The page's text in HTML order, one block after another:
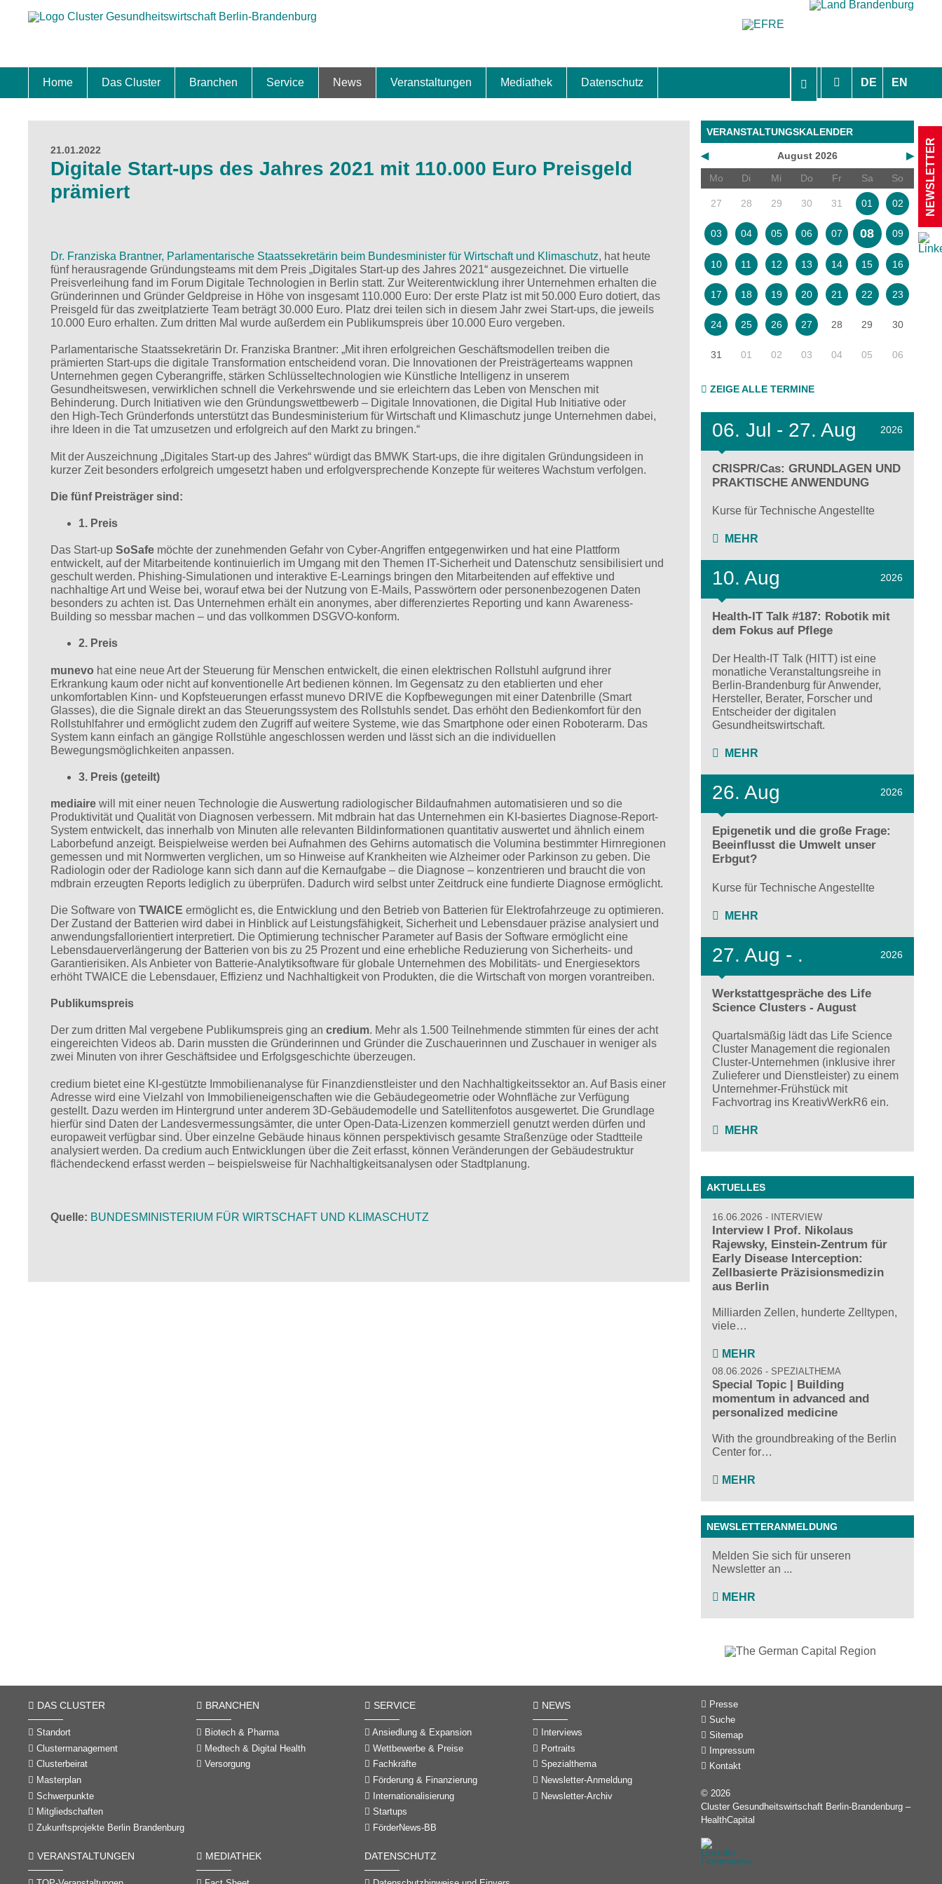
DE EN
Home Das Cluster Branchen Service News Veranstaltungen Mediathek Datenschutz
21.01.2022
Digitale Start-ups des Jahres 2021 mit 110.000 Euro Preisgeld
prämiert
Dr. Franziska Brantner, Parlamentarische Staatssekretärin beim Bundesminister für Wirtschaft und Klimaschutz, hat heute
fünf herausragende Gründungsteams mit dem Preis „Digitales Start-up des Jahres 2021“ ausgezeichnet. Die virtuelle
Preisverleihung fand im Forum Digitale Technologien in Berlin statt. Zur Weiterentwicklung ihrer Unternehmen erhalten die
Gründerinnen und Gründer Geldpreise in Höhe von insgesamt 110.000 Euro: Der erste Platz ist mit 50.000 Euro dotiert, das
Preisgeld für das zweitplatzierte Team beträgt 30.000 Euro. Platz drei teilen sich in diesem Jahr zwei Start-ups, die jeweils
10.000 Euro erhalten. Zum dritten Mal wurde außerdem ein Publikumspreis über 10.000 Euro vergeben.
Parlamentarische Staatssekretärin Dr. Franziska Brantner: „Mit ihren erfolgreichen Geschäftsmodellen treiben die
prämierten Start-ups die digitale Transformation entscheidend voran. Die Innovationen der Preisträgerteams wappnen
Unternehmen gegen Cyberangriffe, stärken Schlüsseltechnologien wie Künstliche Intelligenz in unserem
Gesundheitswesen, verwirklichen schnell die Verkehrswende und sie erleichtern das Leben von Menschen mit
Behinderung. Durch Initiativen wie den Gründungswettbewerb – Digitale Innovationen, die Digital Hub Initiative oder
den High-Tech Gründerfonds unterstützt das Bundesministerium für Wirtschaft und Klimaschutz junge Unternehmen dabei,
ihre Ideen in die Tat umzusetzen und erfolgreich auf den Markt zu bringen.“
Mit der Auszeichnung „Digitales Start-up des Jahres“ würdigt das BMWK Start-ups, die ihre digitalen Gründungsideen in
kurzer Zeit besonders erfolgreich umgesetzt haben und erfolgversprechende Konzepte für weiteres Wachstum verfolgen.
Die fünf Preisträger sind:
1. Preis
Das Start-up SoSafe möchte der zunehmenden Gefahr von Cyber-Angriffen entgegenwirken und hat eine Plattform
entwickelt, auf der Mitarbeitende kontinuierlich im Umgang mit den Themen IT-Sicherheit und Datenschutz sensibilisiert und
geschult werden. Phishing-Simulationen und interaktive E-Learnings bringen den Mitarbeitenden auf effektive und
nachhaltige Art und Weise bei, worauf etwa bei der Nutzung von E-Mails, Passwörtern oder personenbezogenen Daten
besonders zu achten ist. Das Unternehmen erhält ein anonymes, aber differenziertes Reporting und kann Awareness-
Building so messbar machen – und das vollkommen DSGVO-konform.
2. Preis
munevo hat eine neue Art der Steuerung für Menschen entwickelt, die einen elektrischen Rollstuhl aufgrund ihrer
Erkrankung kaum oder nicht auf konventionelle Art bedienen können. Im Gegensatz zu den etablierten und eher
unkomfortablen Kinn- und Kopfsteuerungen erfasst munevo DRIVE die Kopfbewegungen mit einer Datenbrille (Smart
Glasses), die die Signale direkt an das Steuerungssystem des Rollstuhls sendet. Das erhöht den Bedienkomfort für den
Rollstuhlfahrer und ermöglicht zudem den Zugriff auf weitere Systeme, wie das Smartphone oder einen Roboterarm. Das
System kann einfach an gängige Rollstühle angeschlossen werden und lässt sich an die individuellen
Bewegungsmöglichkeiten anpassen.
3. Preis (geteilt)
mediaire will mit einer neuen Technologie die Auswertung radiologischer Bildaufnahmen automatisieren und so die
Produktivität und Qualität von Diagnosen verbessern. Mit mdbrain hat das Unternehmen ein KI-basiertes Diagnose-Report-
System entwickelt, das innerhalb von Minuten alle relevanten Bildinformationen quantitativ auswertet und ähnlich einem
Laborbefund anzeigt. Beispielweise werden bei Aufnahmen des Gehirns automatisch die Volumina bestimmter Hirnregionen
gemessen und mit Normwerten verglichen, um so Hinweise auf Krankheiten wie Alzheimer oder Parkinson zu geben. Die
Radiologin oder der Radiologe kann sich dann auf die Kernaufgabe – die Diagnose – konzentrieren und braucht die von
mdbrain erzeugten Reports lediglich zu überprüfen. Dadurch wird selbst unter Zeitdruck eine fundierte Diagnose ermöglicht.
Die Software von TWAICE ermöglicht es, die Entwicklung und den Betrieb von Batterien für Elektrofahrzeuge zu optimieren.
Der Zustand der Batterien wird dabei in Hinblick auf Leistungsfähigkeit, Sicherheit und Lebensdauer präzise analysiert und
anwendungsfallorientiert interpretiert. Die Optimierung technischer Parameter auf Basis der Software ermöglicht eine
Lebensdauerverlängerung der Batterien von bis zu 25 Prozent und eine erhebliche Reduzierung von Sicherheits- und
Garantierisiken. Als Anbieter von Batterie-Analytiksoftware für globale Unternehmen des Mobilitäts- und Energiesektors
erhöht TWAICE die Lebensdauer, Effizienz und Nachhaltigkeit von Produkten, die die Wirtschaft von morgen vorantreiben.
Publikumspreis
Der zum dritten Mal vergebene Publikumspreis ging an credium. Mehr als 1.500 Teilnehmende stimmten für eines der acht
eingereichten Videos ab. Darin mussten die Gründerinnen und Gründer die Zuschauerinnen und Zuschauer in weniger als
zwei Minuten von ihrer Geschäftsidee und Erfolgsgeschichte überzeugen.
credium bietet eine KI-gestützte Immobilienanalyse für Finanzdienstleister und den Nachhaltigkeitssektor an. Auf Basis einer
Adresse wird eine Vielzahl von Immobilieneigenschaften wie die Gebäudegeometrie oder Wohnfläche zur Verfügung
gestellt. Dazu werden im Hintergrund unter anderem 3D-Gebäudemodelle und Satellitenfotos ausgewertet. Die Grundlage
hierfür sind Daten der Landesvermessungsämter, die unter Open-Data-Lizenzen kommerziell genutzt werden dürfen und
europaweit verfügbar sind. Über einzelne Gebäude hinaus können perspektivisch gesamte Straßenzüge oder Stadtteile
analysiert werden. Da credium auch Entwicklungen über die Zeit erfasst, können Veränderungen der Gebäudestruktur
flächendeckend erfasst werden – beispielsweise für Nachhaltigkeitsanalysen oder Stadtplanung.
Quelle BUNDESMINISTERIUM FÜR WIRTSCHAFT UND KLIMASCHUTZ
VERANSTALTUNGSKALENDER
◀ ▶
August 2026
Mo
Di Mi Do Fr Sa So
27 28 29 30 31 01 02
03 04 05 06 07 08 09
10 11 12 13 14 15 16
17 18 19 20 21 22 23
24 25 26 27 28 29 30
31 01 02 03 04 05 06
ZEIGE ALLE TERMINE
06. Jul - 27. Aug 2026
CRISPR/Cas: GRUNDLAGEN UND
PRAKTISCHE ANWENDUNG
Kurse für Technische Angestellte
MEHR
10. Aug 2026
Health-IT Talk #187: Robotik mit
dem Fokus auf Pflege
Der Health-IT Talk (HITT) ist eine
monatliche Veranstaltungsreihe in
Berlin-Brandenburg für Anwender,
Hersteller, Berater, Forscher und
Entscheider der digitalen
Gesundheitswirtschaft.
MEHR
26. Aug 2026
Epigenetik und die große Frage:
Beeinflusst die Umwelt unser
Erbgut?
Kurse für Technische Angestellte
MEHR
27. Aug - . 2026
Werkstattgespräche des Life
Science Clusters - August
Quartalsmäßig lädt das Life Science
Cluster Management die regionalen
Cluster-Unternehmen (inklusive ihrer
Zulieferer und Dienstleister) zu einem
Unternehmer-Frühstück mit
Fachvortrag ins KreativWerkR6 ein.
MEHR
AKTUELLES
16.06.2026 INTERVIEW
Interview I Prof. Nikolaus
Rajewsky, Einstein-Zentrum für
Early Disease Interception:
Zellbasierte Präzisionsmedizin
aus Berlin
Milliarden Zellen, hunderte Zelltypen,
viele…
MEHR
08.06.2026 SPEZIALTHEMA
Special Topic | Building
momentum in advanced and
personalized medicine
With the groundbreaking of the Berlin
Center for…
MEHR
NEWSLETTERANMELDUNG
Melden Sie sich für unseren
Newsletter an ...
MEHR
NEWSLETTER
DAS CLUSTER
Standort
Clustermanagement
Clusterbeirat
Masterplan
Schwerpunkte
Mitgliedschaften
Zukunftsprojekte Berlin Brandenburg
BRANCHEN
Biotech & Pharma
Medtech & Digital Health
Versorgung
SERVICE
Ansiedlung & Expansion
Wettbewerbe & Preise
Fachkräfte
Förderung & Finanzierung
Internationalisierung
Startups
FörderNews-BB
NEWS
Interviews
Portraits
Spezialthema
Newsletter-Anmeldung
Newsletter-Archiv
VERANSTALTUNGEN MEDIATHEK DATENSCHUTZ
Presse
Suche
Sitemap
Impressum
Kontakt
© 2026
Cluster Gesundheitswirtschaft Berlin-Brandenburg –
HealthCapital